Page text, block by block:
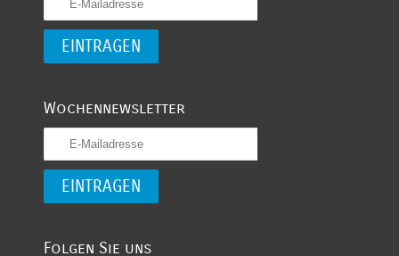
Wochennewsletter
Folgen Sie uns